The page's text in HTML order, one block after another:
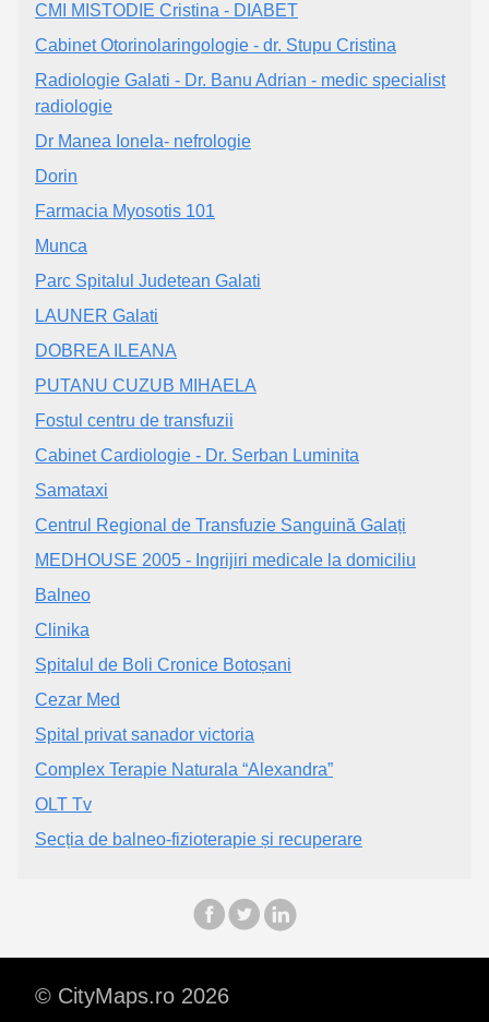
CMI MISTODIE Cristina - DIABET
Cabinet Otorinolaringologie - dr. Stupu Cristina
Radiologie Galati - Dr. Banu Adrian - medic specialist
radiologie
Dr Manea Ionela- nefrologie
Dorin
Farmacia Myosotis 101
Munca
Parc Spitalul Judetean Galati
LAUNER Galati
DOBREA ILEANA
PUTANU CUZUB MIHAELA
Fostul centru de transfuzii
Cabinet Cardiologie - Dr. Serban Luminita
Samataxi
Centrul Regional de Transfuzie Sanguină Galați
MEDHOUSE 2005 - Ingrijiri medicale la domiciliu
Balneo
Clinika
Spitalul de Boli Cronice Botoșani
Cezar Med
Spital privat sanador victoria
Complex Terapie Naturala “Alexandra”
OLT Tv
Secția de balneo-fizioterapie și recuperare
© CityMaps.ro 2026